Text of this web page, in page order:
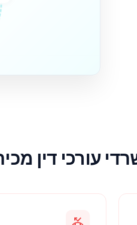
schedule
עורכי דין
phone_missed